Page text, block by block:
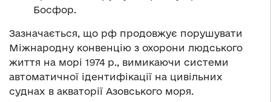
Босфор.
Зазначається, що рф продовжує порушувати
Міжнародну конвенцію з охорони людського
життя на морі 1974 р., вимикаючи системи
автоматичної ідентифікації на цивільних
суднах в акваторії Азовського моря.